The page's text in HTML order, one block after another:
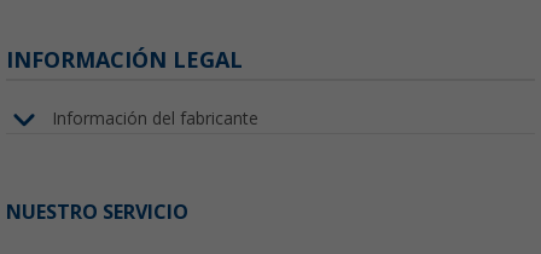
INFORMACIÓN LEGAL
Información del fabricante
NUESTRO SERVICIO